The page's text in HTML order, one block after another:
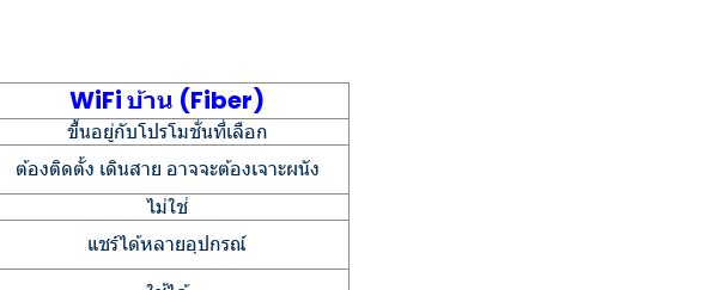
WiFi บ้าน (Fiber)
ขึ้นอยู่กับโปรโมชั่นที่เลือก
ต้องติดตั้ง เดินสาย อาจจะต้องเจาะผนัง
ไม่ใช่
แชร์ได้หลายอุปกรณ์